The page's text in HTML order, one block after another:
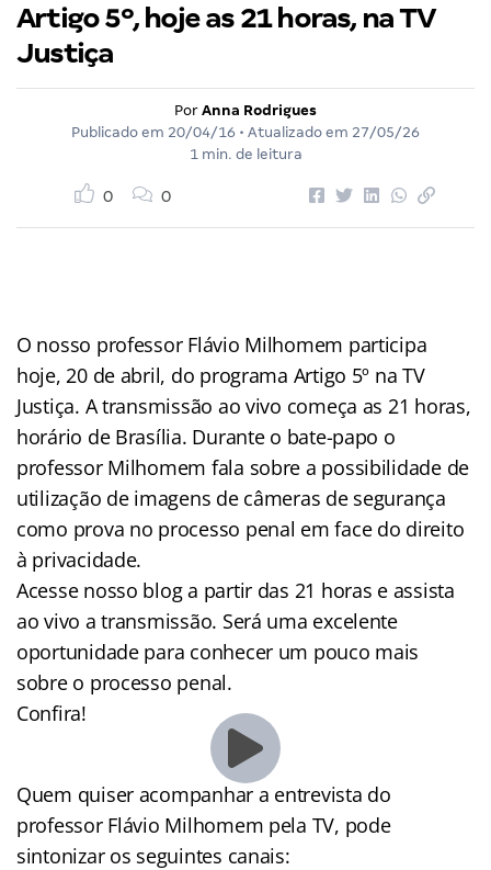
Artigo 5º, hoje as 21 horas, na TV
Justiça
Por Anna Rodrigues
Publicado em 20/04/16 • Atualizado em 27/05/26
1 min. de leitura
0 0
O nosso professor Flávio Milhomem participa
hoje, 20 de abril, do programa Artigo 5º na TV
Justiça. A transmissão ao vivo começa as 21 horas,
horário de Brasília. Durante o bate-papo o
professor Milhomem fala sobre a possibilidade de
utilização de imagens de câmeras de segurança
como prova no processo penal em face do direito
à privacidade.
Acesse nosso blog a partir das 21 horas e assista
ao vivo a transmissão. Será uma excelente
oportunidade para conhecer um pouco mais
sobre o processo penal.
Confira!
Quem quiser acompanhar a entrevista do
professor Flávio Milhomem pela TV, pode
sintonizar os seguintes canais: